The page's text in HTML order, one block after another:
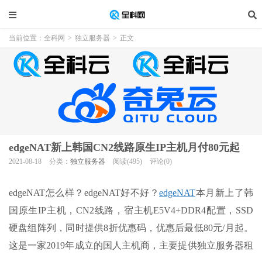
当前位置： 全科网 > 独立服务器 > 正文
edgeNAT新上韩国CN2线路原生IP主机月付80元起
2021-08-18 分类： 独立服务器 阅读(495) 评论(0)
edgeNAT怎么样？edgeNAT好不好？ edgeNAT本月新上了韩
国原生IP主机，CN2线路，宿主机E5V4+DDR4配置，SSD
硬盘组阵列，同时提供8折优惠码，优惠后最低80元/月起。
这是一家2019年成立的国人主机商，主要提供独立服务器租